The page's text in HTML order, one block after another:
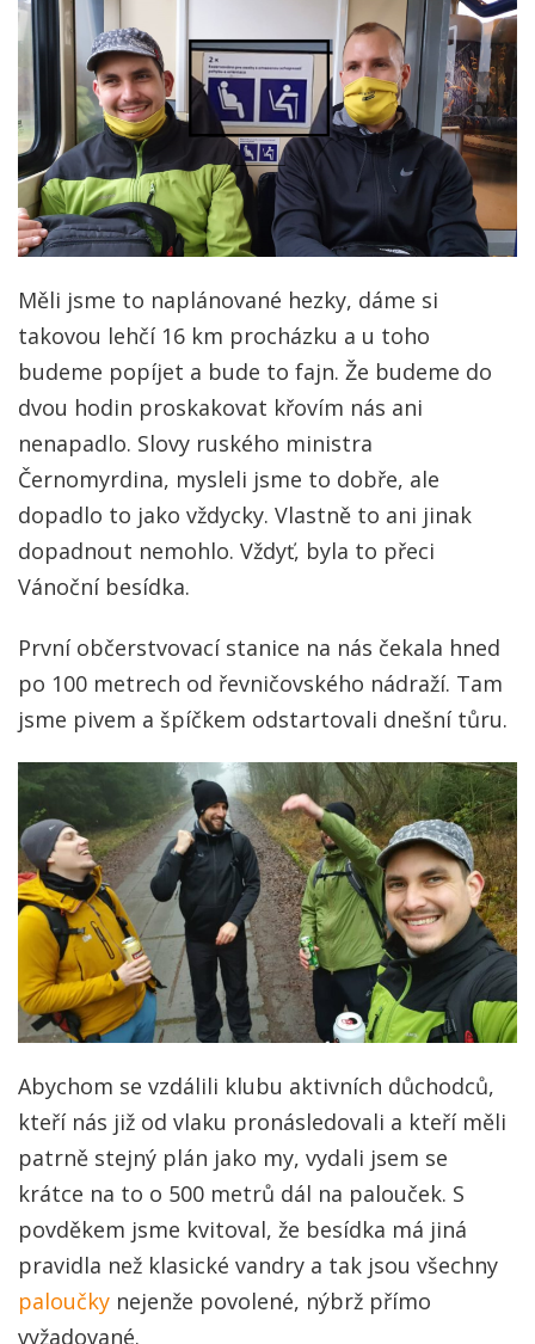
Měli jsme to naplánované hezky, dáme si
takovou lehčí 16 km procházku a u toho
budeme popíjet a bude to fajn. Že budeme do
dvou hodin proskakovat křovím nás ani
nenapadlo. Slovy ruského ministra
Černomyrdina, mysleli jsme to dobře, ale
dopadlo to jako vždycky. Vlastně to ani jinak
dopadnout nemohlo. Vždyť, byla to přeci
Vánoční besídka.
První občerstvovací stanice na nás čekala hned
po 100 metrech od řevničovského nádraží. Tam
jsme pivem a špíčkem odstartovali dnešní tůru.
Abychom se vzdálili klubu aktivních důchodců,
kteří nás již od vlaku pronásledovali a kteří měli
patrně stejný plán jako my, vydali jsem se
krátce na to o 500 metrů dál na palouček. S
povděkem jsme kvitoval, že besídka má jiná
pravidla než klasické vandry a tak jsou všechny
paloučky nejenže povolené, nýbrž přímo
vyžadované.